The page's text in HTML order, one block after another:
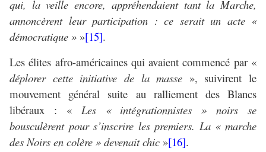
qui, la veille encore, appréhendaient tant la Marche,
annoncèrent leur participation : ce serait un acte «
démocratique » »[15].
Les élites afro-américaines qui avaient commencé par «
déplorer cette initiative de la masse », suivirent le
mouvement général suite au ralliement des Blancs
libéraux : « Les « intégrationnistes » noirs se
bousculèrent pour s’inscrire les premiers. La « marche
des Noirs en colère » devenait chic »[16].